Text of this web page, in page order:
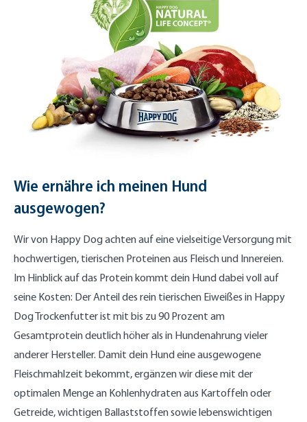
Wie ernähre ich meinen Hund
ausgewogen?
Wir von Happy Dog achten auf eine vielseitige Versorgung mit
hochwertigen, tierischen Proteinen aus Fleisch und Innereien.
Im Hinblick auf das Protein kommt dein Hund dabei voll auf
seine Kosten: Der Anteil des rein tierischen Eiweißes in Happy
Dog Trockenfutter ist mit bis zu 90 Prozent am
Gesamtprotein deutlich höher als in Hundenahrung vieler
anderer Hersteller. Damit dein Hund eine ausgewogene
Fleischmahlzeit bekommt, ergänzen wir diese mit der
optimalen Menge an Kohlenhydraten aus Kartoffeln oder
Getreide, wichtigen Ballaststoffen sowie lebenswichtigen